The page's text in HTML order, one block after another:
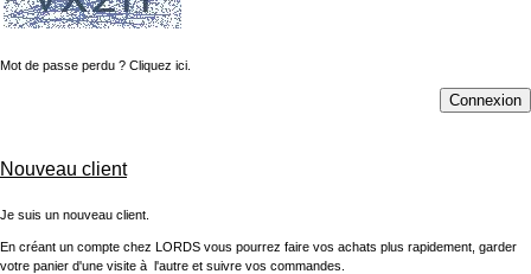
Mot de passe perdu ? Cliquez ici.
Connexion
Nouveau client
Je suis un nouveau client.
En créant un compte chez LORDS vous pourrez faire vos achats plus rapidement, garder
votre panier d'une visite à l'autre et suivre vos commandes.